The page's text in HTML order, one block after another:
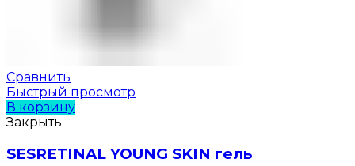
Сравнить
Быстрый просмотр
В корзину
Закрыть
SESRETINAL YOUNG SKIN гель